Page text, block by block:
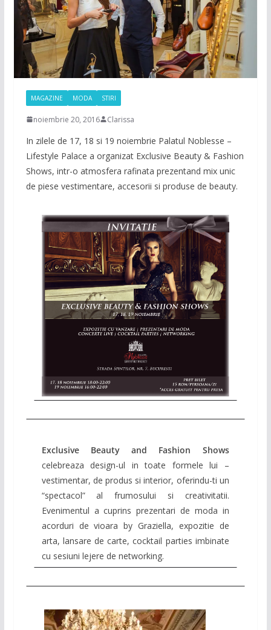
MAGAZINE MODA STIRI
noiembrie 20, 2016 Clarissa
In zilele de 17, 18 si 19 noiembrie Palatul Noblesse –
Lifestyle Palace a organizat Exclusive Beauty & Fashion
Shows, intr-o atmosfera rafinata prezentand mix unic
de piese vestimentare, accesorii si produse de beauty.
Exclusive Beauty and Fashion Shows
celebreaza design-ul in toate formele lui –
vestimentar, de produs si interior, oferindu-ti un
“spectacol” al frumosului si creativitatii.
Evenimentul a cuprins prezentari de moda in
acorduri de vioara by Graziella, expozitie de
arta, lansare de carte, cocktail parties imbinate
cu sesiuni lejere de networking.